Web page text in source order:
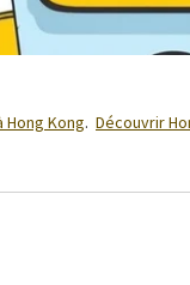
Hong Kong. Découvrir